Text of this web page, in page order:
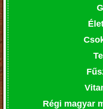
Régi magyar